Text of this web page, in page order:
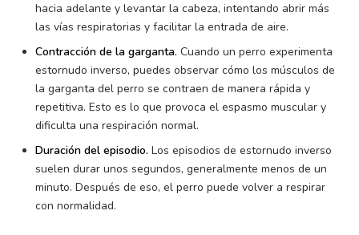
hacia adelante y levantar la cabeza, intentando abrir más
las vías respiratorias y facilitar la entrada de aire.
Contracción de la garganta. Cuando un perro experimenta
estornudo inverso, puedes observar cómo los músculos de
la garganta del perro se contraen de manera rápida y
repetitiva. Esto es lo que provoca el espasmo muscular y
dificulta una respiración normal.
Duración del episodio. Los episodios de estornudo inverso
suelen durar unos segundos, generalmente menos de un
minuto. Después de eso, el perro puede volver a respirar
con normalidad.